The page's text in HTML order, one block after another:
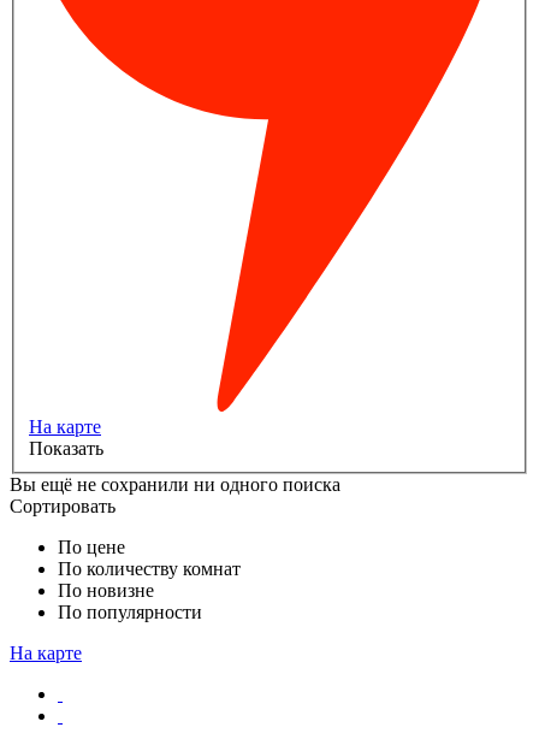
На карте
Показать
Вы ещё не сохранили ни одного поиска
Сортировать
По цене
По количеству комнат
По новизне
По популярности
На карте